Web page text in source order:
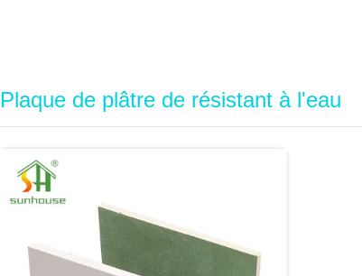
Plaque de plâtre de résistant à l'eau